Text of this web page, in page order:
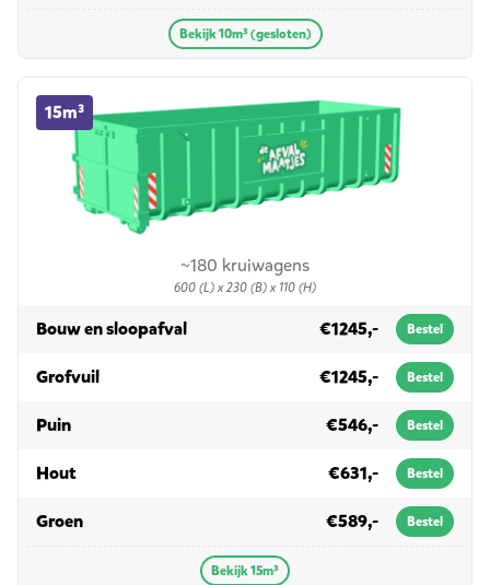
Bekijk 10m³ (gesloten)
~180 kruiwagens
600 (L) x 230 (B) x 110 (H)
15m³
15m³ container huren
Bouw en sloopafvalin 15m³ €1245,- Bestel
Grofvuilin 15m³ €1245,- Bestel
Puinin 15m³ €546,- Bestel
Houtin 15m³ €631,- Bestel
Groenin 15m³ €589,- Bestel
Bekijk 15m³